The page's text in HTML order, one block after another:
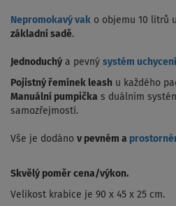
Nepromokavý vak o objemu 10 litrů
základní sadě.
Jednoduchý a pevný systém
Pojistný řemínek leash u každého
Manuální pumpička s duálním
samozřejmostí.
Vše je dodáno v pevném a
Skvělý poměr cena/výkon.
Velikost krabice je 90 x 45 x 25 cm.